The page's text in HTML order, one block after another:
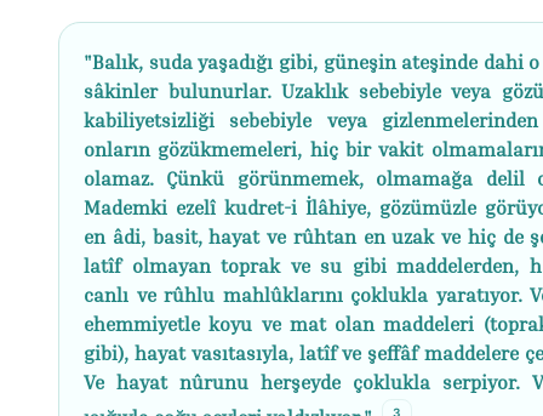
"Balık, suda yaşadığı gibi, güneşin ateşinde dahi
sâkinler bulunurlar. Uzaklık sebebiyle veya
kabiliyetsizliği sebebiyle veya gizlenmelerinden
onların gözükmemeleri, hiç bir vakit
olamaz. Çünkü görünmemek, olmamağa delil
Mademki ezelî kudret-i İlâhiye, gözümüzle
en âdi, basit, hayat ve rûhtan en uzak ve hiç de
latîf olmayan toprak ve su gibi maddelerden,
canlı ve rûhlu mahlûklarını çoklukla yaratıyor.
ehemmiyetle koyu ve mat olan maddeleri
gibi), hayat vasıtasıyla, latîf ve şeffâf maddelere
Ve hayat nûrunu herşeyde çoklukla serpiyor.
3